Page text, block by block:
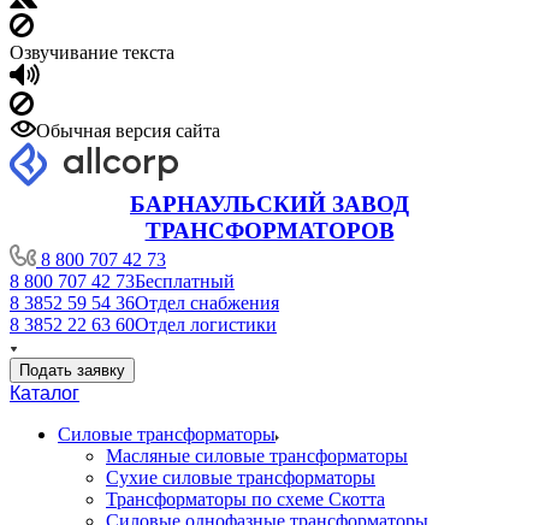
Озвучивание текста
Обычная версия сайта
БАРНАУЛЬСКИЙ ЗАВОД
ТРАНСФОРМАТОРОВ
8 800 707 42 73
8 800 707 42 73Бесплатный
8 3852 59 54 36Отдел снабжения
8 3852 22 63 60Отдел логистики
Подать заявку
Каталог
Силовые трансформаторы
Масляные силовые трансформаторы
Сухие силовые трансформаторы
Трансформаторы по схеме Скотта
Силовые однофазные трансформаторы